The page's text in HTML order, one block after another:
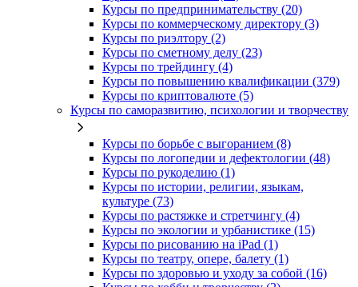
Курсы по предпринимательству (20)
Курсы по коммерческому директору (3)
Курсы по риэлтору (2)
Курсы по сметному делу (23)
Курсы по трейдингу (4)
Курсы по повышению квалификации (379)
Курсы по криптовалюте (5)
Курсы по саморазвитию, психологии и творчеству
Курсы по борьбе с выгоранием (8)
Курсы по логопедии и дефектологии (48)
Курсы по рукоделию (1)
Курсы по истории, религии, языкам,
культуре (73)
Курсы по растяжке и стретчингу (4)
Курсы по экологии и урбанистике (15)
Курсы по рисованию на iPad (1)
Курсы по театру, опере, балету (1)
Курсы по здоровью и уходу за собой (16)